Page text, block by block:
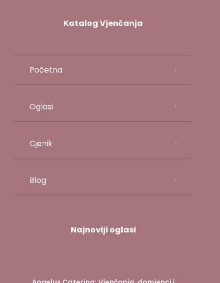
Katalog Vjenčanja
Početna
Oglasi
Cjenik
Blog
Najnoviji oglasi